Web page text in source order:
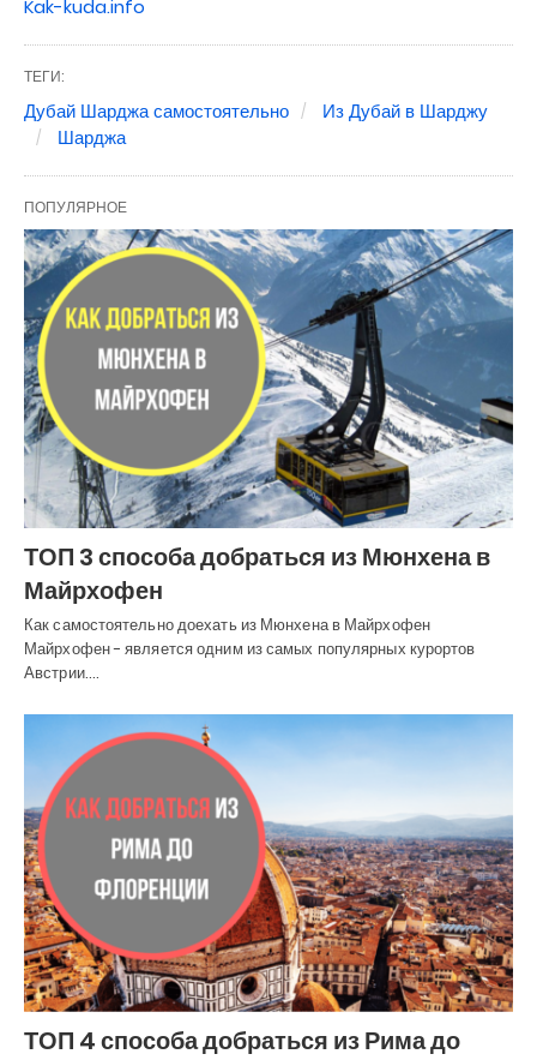
Kak-kuda.info
ТЕГИ:
Дубай Шарджа самостоятельно
Из Дубай в Шарджу
Шарджа
ПОПУЛЯРНОЕ
ТОП 3 способа добраться из Мюнхена в
Майрхофен
Как самостоятельно доехать из Мюнхена в Майрхофен
Майрхофен - является одним из самых популярных курортов
Австрии.…
ТОП 4 способа добраться из Рима до